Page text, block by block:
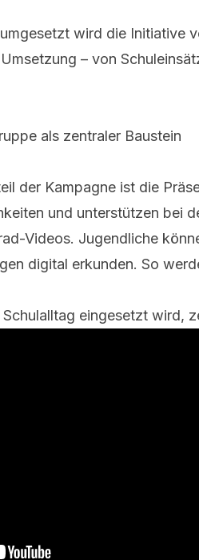
wird die Initiative
– von
als zentraler Baustein
der Kampagne ist die
und unterstützen bei
Videos. Jugendliche
digital erkunden. So
eingesetzt wird,